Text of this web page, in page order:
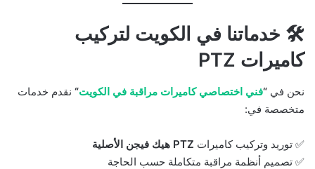
🛠️ خدماتنا في الكويت لتركيب
كاميرات PTZ
نحن في “فني اختصاصي كاميرات مراقبة في الكويت“ نقدم خدمات
متخصصة في:
✅ توريد وتركيب كاميرات PTZ هيك فيجن الأصلية
✅ تصميم أنظمة مراقبة متكاملة حسب الحاجة